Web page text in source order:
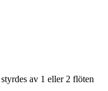
av 1 eller 2 flöten